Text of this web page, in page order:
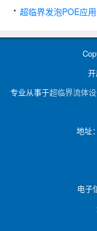
超临界发泡POE应
专业从事于超临界流体
地址
电子